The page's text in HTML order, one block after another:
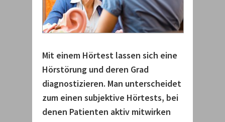
Mit einem Hörtest lassen sich eine
Hörstörung und deren Grad
diagnostizieren. Man unterscheidet
zum einen subjektive Hörtests, bei
denen Patienten aktiv mitwirken